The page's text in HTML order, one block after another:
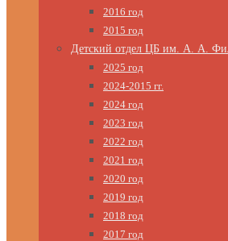
2016 год
2015 год
Детский отдел ЦБ им. А. А.
2025 год
2024-2015 гг.
2024 год
2023 год
2022 год
2021 год
2020 год
2019 год
2018 год
2017 год